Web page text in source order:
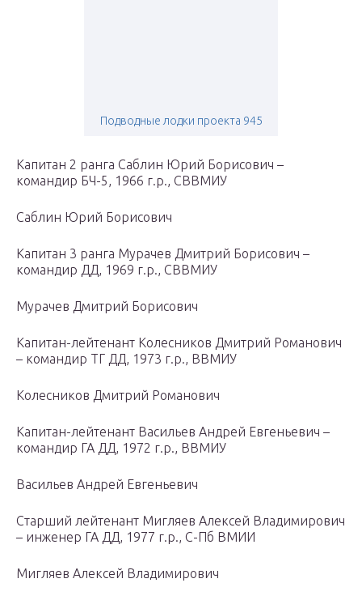
Подводные лодки проекта 945
Капитан 2 ранга Саблин Юрий Борисович –
командир БЧ-5, 1966 г.р., СВВМИУ
Саблин Юрий Борисович
Капитан 3 ранга Мурачев Дмитрий Борисович –
командир ДД, 1969 г.р., СВВМИУ
Мурачев Дмитрий Борисович
Капитан-лейтенант Колесников Дмитрий Романович
– командир ТГ ДД, 1973 г.р., ВВМИУ
Колесников Дмитрий Романович
Капитан-лейтенант Васильев Андрей Евгеньевич –
командир ГА ДД, 1972 г.р., ВВМИУ
Васильев Андрей Евгеньевич
Старший лейтенант Мигляев Алексей Владимирович
– инженер ГА ДД, 1977 г.р., С-Пб ВМИИ
Мигляев Алексей Владимирович